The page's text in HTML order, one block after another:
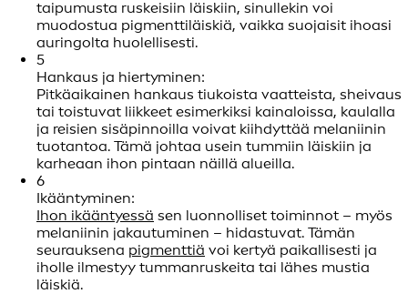
taipumusta ruskeisiin läiskiin, sinullekin voi
muodostua pigmenttiläiskiä, vaikka suojaisit ihoasi
auringolta huolellisesti.
5
Hankaus ja hiertyminen:
Pitkäaikainen hankaus tiukoista vaatteista, sheivaus
tai toistuvat liikkeet esimerkiksi kainaloissa, kaulalla
ja reisien sisäpinnoilla voivat kiihdyttää melaniinin
tuotantoa. Tämä johtaa usein tummiin läiskiin ja
karheaan ihon pintaan näillä alueilla.
6
Ikääntyminen:
Ihon ikääntyessä sen luonnolliset toiminnot – myös
melaniinin jakautuminen – hidastuvat. Tämän
seurauksena pigmenttiä voi kertyä paikallisesti ja
iholle ilmestyy tummanruskeita tai lähes mustia
läiskiä.